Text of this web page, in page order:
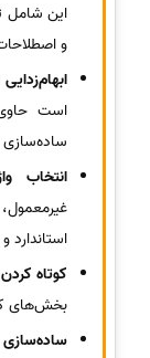
این شامل
و
است
ساده‌سازی
انتخاب
کوتاه
بخش‌های